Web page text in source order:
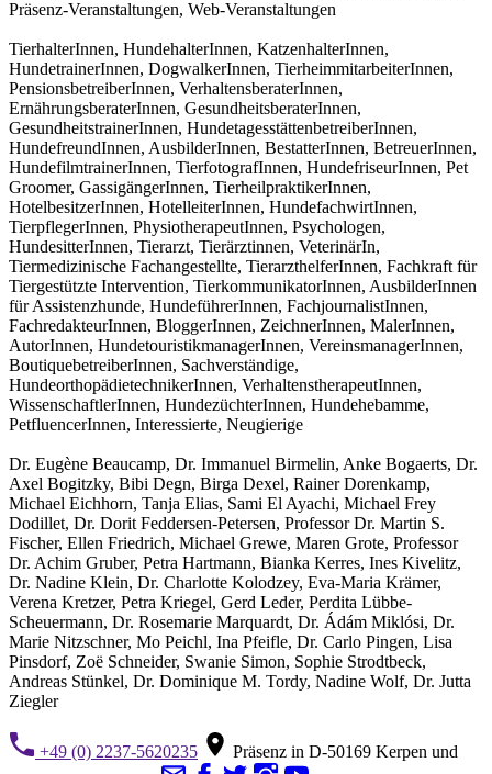
Präsenz-Veranstaltungen, Web-Veranstaltungen
TierhalterInnen, HundehalterInnen, KatzenhalterInnen,
HundetrainerInnen, DogwalkerInnen, TierheimmitarbeiterInnen,
PensionsbetreiberInnen, VerhaltensberaterInnen,
ErnährungsberaterInnen, GesundheitsberaterInnen,
GesundheitstrainerInnen, HundetagesstättenbetreiberInnen,
HundefreundInnen, AusbilderInnen, BestatterInnen, BetreuerInnen,
HundefilmtrainerInnen, TierfotografInnen, HundefriseurInnen, Pet
Groomer, GassigängerInnen, TierheilpraktikerInnen,
HotelbesitzerInnen, HotelleiterInnen, HundefachwirtInnen,
TierpflegerInnen, PhysiotherapeutInnen, Psychologen,
HundesitterInnen, Tierarzt, Tierärztinnen, VeterinärIn,
Tiermedizinische Fachangestellte, TierarzthelferInnen, Fachkraft für
Tiergestützte Intervention, TierkommunikatorInnen, AusbilderInnen
für Assistenzhunde, HundeführerInnen, FachjournalistInnen,
FachredakteurInnen, BloggerInnen, ZeichnerInnen, MalerInnen,
AutorInnen, HundetouristikmanagerInnen, VereinsmanagerInnen,
BoutiquebetreiberInnen, Sachverständige,
HundeorthopädietechnikerInnen, VerhaltenstherapeutInnen,
WissenschaftlerInnen, HundezüchterInnen, Hundehebamme,
PetfluencerInnen, Interessierte, Neugierige
Dr. Eugène Beaucamp, Dr. Immanuel Birmelin, Anke Bogaerts, Dr.
Axel Bogitzky, Bibi Degn, Birga Dexel, Rainer Dorenkamp,
Michael Eichhorn, Tanja Elias, Sami El Ayachi, Michael Frey
Dodillet, Dr. Dorit Feddersen-Petersen, Professor Dr. Martin S.
Fischer, Ellen Friedrich, Michael Grewe, Maren Grote, Professor
Dr. Achim Gruber, Petra Hartmann, Bianka Kerres, Ines Kivelitz,
Dr. Nadine Klein, Dr. Charlotte Kolodzey, Eva-Maria Krämer,
Verena Kretzer, Petra Kriegel, Gerd Leder, Perdita Lübbe-
Scheuermann, Dr. Rosemarie Marquardt, Dr. Ádám Miklósi, Dr.
Marie Nitzschner, Mo Peichl, Ina Pfeifle, Dr. Carlo Pingen, Lisa
Pinsdorf, Zoë Schneider, Swanie Simon, Sophie Strodtbeck,
Andreas Stünkel, Dr. Dominique M. Tordy, Nadine Wolf, Dr. Jutta
Ziegler
+49 (0) 2237-5620235
Präsenz in D-50169 Kerpen und